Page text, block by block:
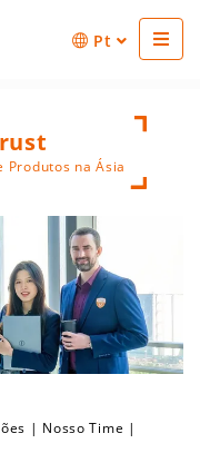
Pt
Produtos na Ásia
| Nosso Time |